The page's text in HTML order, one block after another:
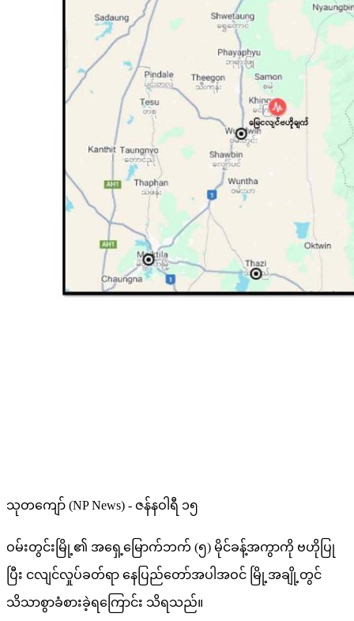
သုတကျော် (NP News) - ဇန်နဝါရီ ၁၅
ဝမ်းတွင်းမြို့၏ အရှေ့မြောက်ဘက် (၅) မိုင်ခန့်အကွာကို ဗဟိုပြု
ပြီး ငလျင်လှုပ်ခတ်ရာ နေပြည်တော်အပါအဝင် မြို့အချို့တွင်
သိသာစွာခံစားခဲ့ရကြောင်း သိရသည်။